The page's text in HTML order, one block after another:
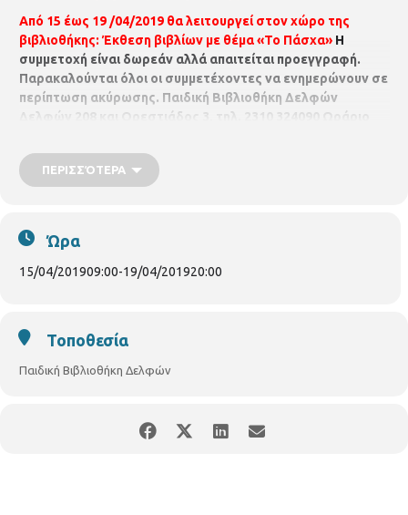
Από 15 έως 19 /04/2019 θα λειτουργεί στον χώρο της
βιβλιοθήκης: Έκθεση βιβλίων με θέμα «Το Πάσχα» Η
συμμετοχή είναι δωρεάν αλλά απαιτείται προεγγραφή.
Παρακαλούνται όλοι οι συμμετέχοντες να ενημερώνουν σε
περίπτωση ακύρωσης. Παιδική Βιβλιοθήκη Δελφών
Δελφών 208 και Ορεστιάδος 3, τηλ. 2310 324090
Ωράριο
– Παρασκευή : 8.00 π.μ. – 3.00 μ.μ.
p.vivlio.delfon@thessaloniki.grΡ
ΠΕΡΙΣΣΌΤΕΡΑ
Ώρα
15/04/201909:00-19/04/201920:00
Τοποθεσία
Παιδική Βιβλιοθήκη Δελφών